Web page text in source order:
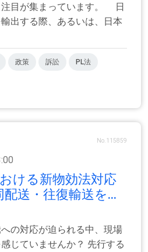
注目が集まっています。 日
出する際、あるいは、日本
政策 訴訟 PL法
No.115859
ける新物効法対応
送・往復輸送を...
の対応が迫られる中、現場
じていませんか？ 先行する